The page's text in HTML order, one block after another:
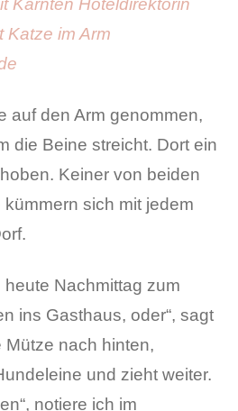
auf den Arm genommen,
die Beine streicht. Dort ein
Keiner von beiden
sich mit jedem
heute Nachmittag zum
ins Gasthaus, oder“, sagt
nach hinten,
und zieht weiter.
notiere ich im